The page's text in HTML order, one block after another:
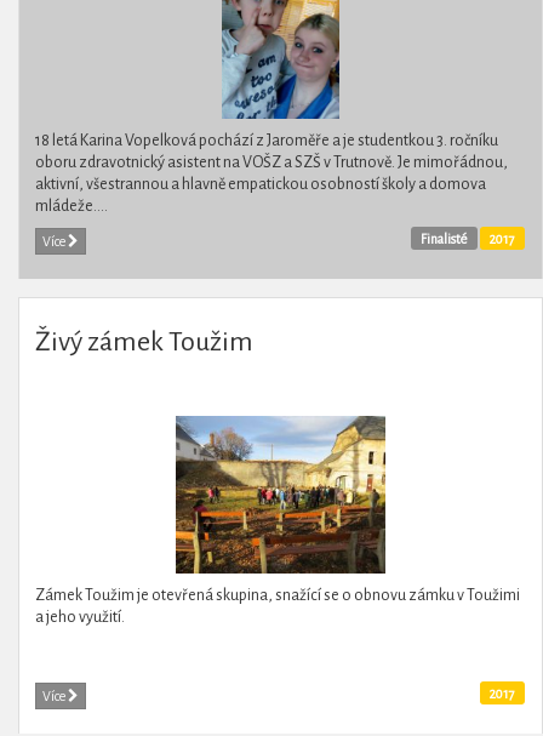
18 letá Karina Vopelková pochází z Jaroměře a je studentkou 3. ročníku
oboru zdravotnický asistent na VOŠZ a SZŠ v Trutnově. Je mimořádnou,
aktivní, všestrannou a hlavně empatickou osobností školy a domova
mládeže....
Více 2017
Finalisté
Živý zámek Toužim
Zámek Toužim je otevřená skupina, snažící se o obnovu zámku v Toužimi
a jeho využití.
Více 2017